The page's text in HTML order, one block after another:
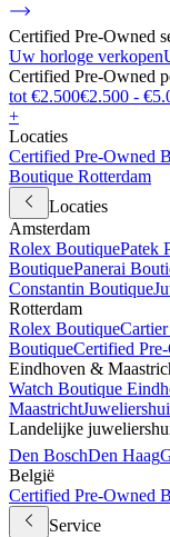
Certified Pre-Owned
Uw horloge verkopen
Certified Pre-Owned
tot €2.500€2.500 -
+
Locaties
Certified Pre-Owned
Boutique Rotterdam
Locaties
Amsterdam
Rolex BoutiquePatek
BoutiquePanerai
Constantin Boutique
Rotterdam
Rolex Boutique
BoutiqueCertified
Eindhoven &
Watch Boutique
Maastricht
Landelijke
Den BoschDen Haag
België
Certified Pre-Owned
Service